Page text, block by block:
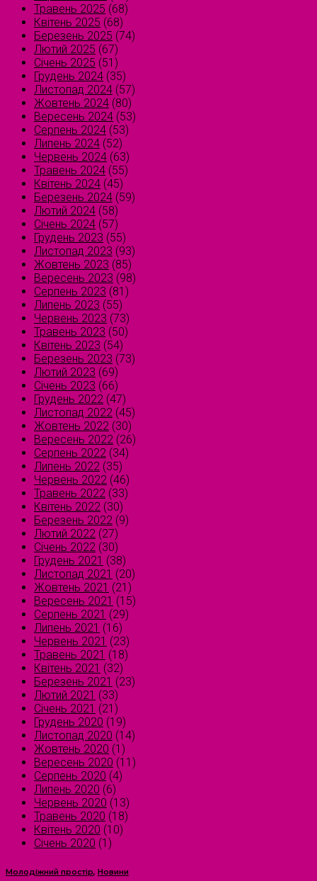
Травень 2025 (68)
Квітень 2025 (68)
Березень 2025 (74)
Лютий 2025 (67)
Січень 2025 (51)
Грудень 2024 (35)
Листопад 2024 (57)
Жовтень 2024 (80)
Вересень 2024 (53)
Серпень 2024 (53)
Липень 2024 (52)
Червень 2024 (63)
Травень 2024 (55)
Квітень 2024 (45)
Березень 2024 (59)
Лютий 2024 (58)
Січень 2024 (57)
Грудень 2023 (55)
Листопад 2023 (93)
Жовтень 2023 (85)
Вересень 2023 (98)
Серпень 2023 (81)
Липень 2023 (55)
Червень 2023 (73)
Травень 2023 (50)
Квітень 2023 (54)
Березень 2023 (73)
Лютий 2023 (69)
Січень 2023 (66)
Грудень 2022 (47)
Листопад 2022 (45)
Жовтень 2022 (30)
Вересень 2022 (26)
Серпень 2022 (34)
Липень 2022 (35)
Червень 2022 (46)
Травень 2022 (33)
Квітень 2022 (30)
Березень 2022 (9)
Лютий 2022 (27)
Січень 2022 (30)
Грудень 2021 (38)
Листопад 2021 (20)
Жовтень 2021 (21)
Вересень 2021 (15)
Серпень 2021 (29)
Липень 2021 (16)
Червень 2021 (23)
Травень 2021 (18)
Квітень 2021 (32)
Березень 2021 (23)
Лютий 2021 (33)
Січень 2021 (21)
Грудень 2020 (19)
Листопад 2020 (14)
Жовтень 2020 (1)
Вересень 2020 (11)
Серпень 2020 (4)
Липень 2020 (6)
Червень 2020 (13)
Травень 2020 (18)
Квітень 2020 (10)
Січень 2020 (1)
Молодіжний простір, Новини